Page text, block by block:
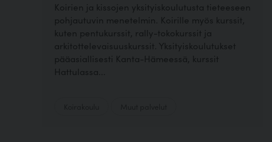
Koirien ja kissojen yksityiskoulutusta tieteeseen
pohjautuvin menetelmin. Koirille myös kurssit,
kuten pentukurssit, rally-tokokurssit ja
arkitottelevaisuuskurssit. Yksityiskoulutukset
pääasiallisesti Kanta-Hämeessä, kurssit
Hattulassa...